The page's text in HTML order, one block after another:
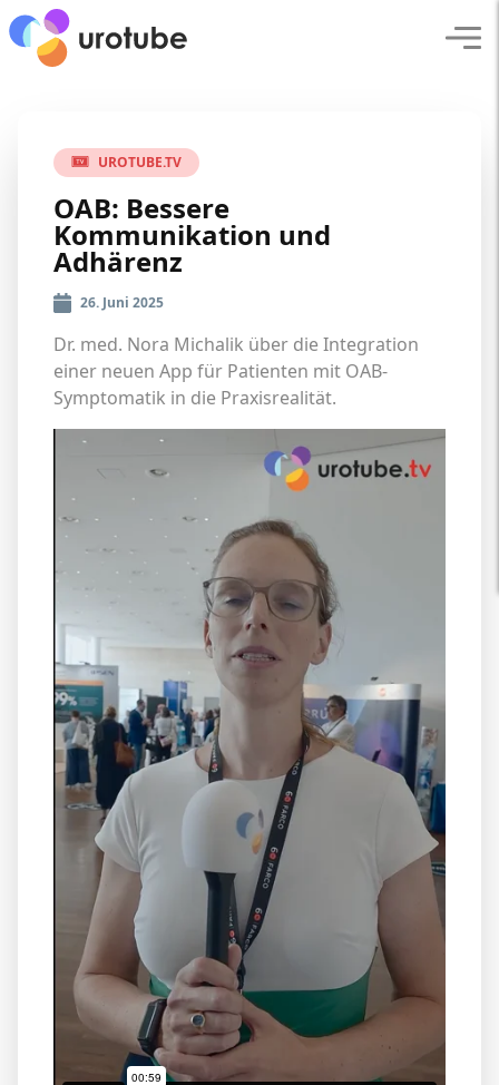
Click here to go back to frontpage
UROTUBE.TV
OAB: Bessere
Kommunikation und
Adhärenz
26. Juni 2025
Dr. med. Nora Michalik über die Integration
einer neuen App für Patienten mit OAB-
Symptomatik in die Praxisrealität.